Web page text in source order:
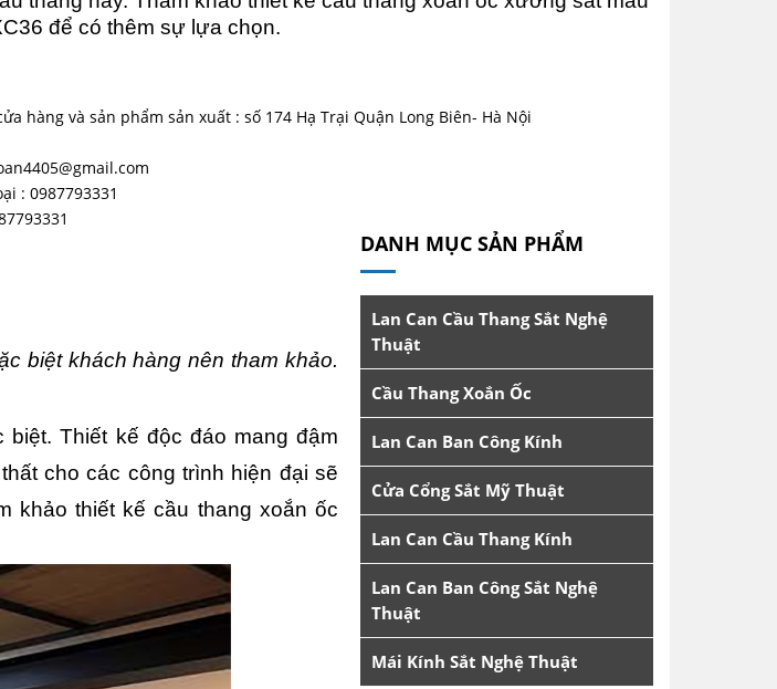
để có thêm sự lựa chọn.
hàng và sản phẩm sản xuất : số 174 Hạ Trại Quận Long Biên- Hà Nội
: 0987793331
biệt khách hàng nên tham khảo.
Thiết kế độc đáo mang đậm
cho các công trình hiện đại sẽ
khảo thiết kế cầu thang xoắn ốc
DANH MỤC SẢN PHẨM
Lan Can Cầu Thang Sắt Nghệ
Thuật
Cầu Thang Xoắn Ốc
Lan Can Ban Công Kính
Cửa Cổng Sắt Mỹ Thuật
Lan Can Cầu Thang Kính
Lan Can Ban Công Sắt Nghệ
Thuật
Mái Kính Sắt Nghệ Thuật